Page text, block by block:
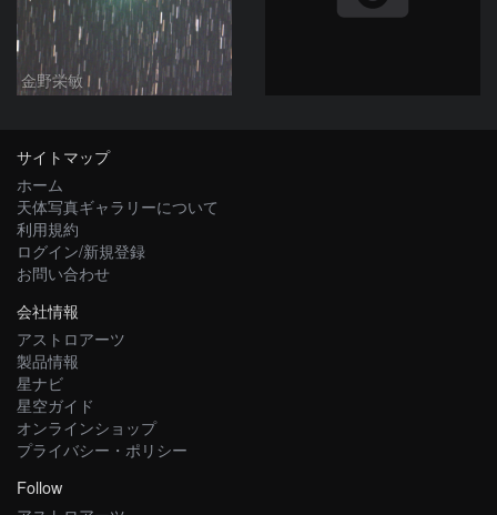
金野栄敏
サイトマップ
ホーム
天体写真ギャラリーについて
利用規約
ログイン/新規登録
お問い合わせ
会社情報
アストロアーツ
製品情報
星ナビ
星空ガイド
オンラインショップ
プライバシー・ポリシー
Follow